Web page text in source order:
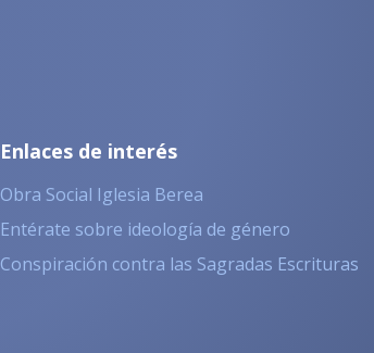
Enlaces de interés
Obra Social Iglesia Berea
Entérate sobre ideología de género
Conspiración contra las Sagradas Escrituras